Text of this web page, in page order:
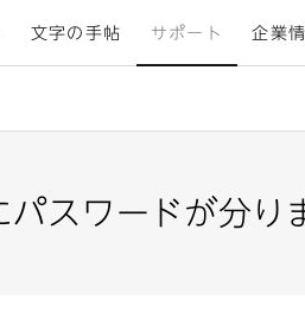
文字の手帖 サポート 企業
スワードが分り